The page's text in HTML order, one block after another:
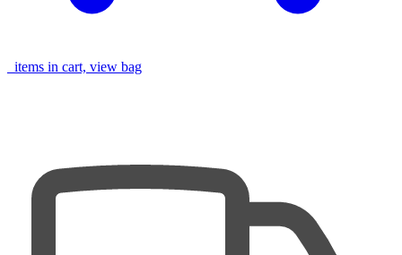
items in cart, view bag